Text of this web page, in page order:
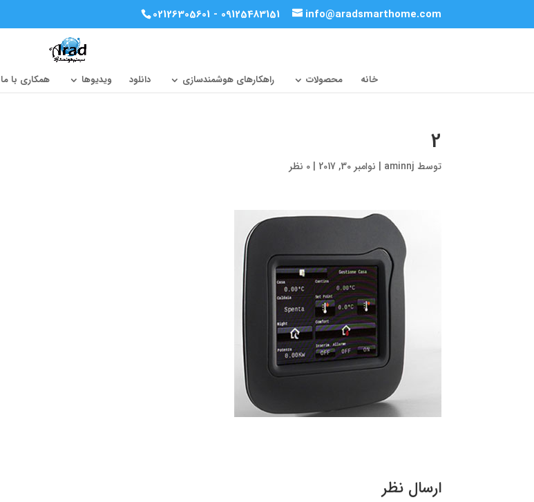
02126305601 - 09125483151 info@aradsmarthome.com
خانه محصولات راهکارهای هوشمندسازی دانلود ویدیوها همکاری با ما
2
توسط aminnj
| نوامبر 30, 2017 |0 نظر
ارسال نظر